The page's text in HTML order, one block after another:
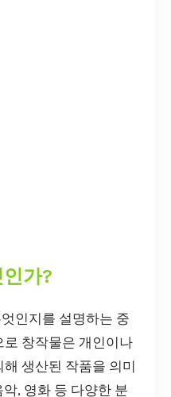
가?
인지를 설명하는 중
로 창작물은 개인이나
생산된 작품을 의미
, 영화 등 다양한 분